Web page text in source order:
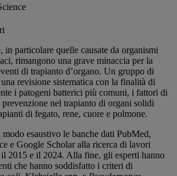
particolare quelle causate da organismi
rimangono una grave minaccia per la
di trapianto d’organo. Un gruppo di
revisione sistematica con la finalità di
i patogeni batterici più comuni, i fattori di
nel trapianto di organi solidi
di fegato, rene, cuore e polmone.
modo esaustivo le banche dati PubMed,
e Google Scholar alla ricerca di lavori
2015 e il 2024. Alla fine, gli esperti hanno
che hanno soddisfatto i criteri di